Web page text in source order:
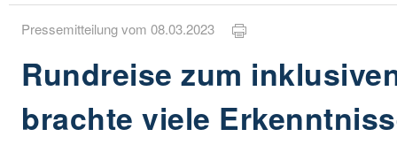
Pressemitteilung vom 08.03.2023
Rundreise zum
brachte viele